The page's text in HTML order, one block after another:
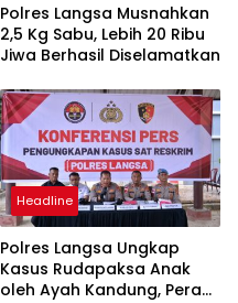
Polres Langsa Musnahkan
2,5 Kg Sabu, Lebih 20 Ribu
Jiwa Berhasil Diselamatkan
Headline
Polres Langsa Ungkap
Kasus Rudapaksa Anak
oleh Ayah Kandung, Peran